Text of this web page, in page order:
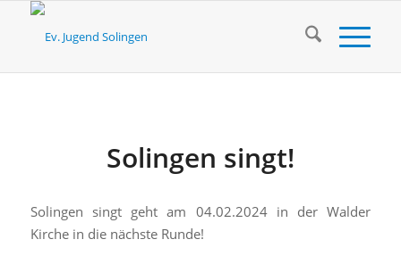
Solingen singt!
Solingen singt geht am 04.02.2024 in der Walder
Kirche in die nächste Runde!